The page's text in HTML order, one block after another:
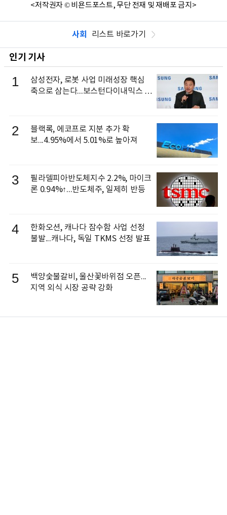
<저작권자 © 비욘드포스트, 무단 전재 및 재배포 금지>
사회 리스트 바로가기
인기 기사
1
삼성전자, 로봇 사업 미래성장 핵심
축으로 삼는다...보스턴다이내믹스 출
2
블랙록, 에코프로 지분 추가 확
보...4.95%에서 5.01%로 높아져
3
필라델피아반도체지수 2.2%, 마이크
론 0.94%↑...반도체주, 일제히 반등
4
한화오션, 캐나다 잠수함 사업 선정
불발...캐나다, 독일 TKMS 선정 발표
5
백양숯불갈비, 울산꽃바위점 오픈...
지역 외식 시장 공략 강화